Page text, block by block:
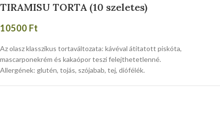
TIRAMISU TORTA (10 szeletes)
10500 Ft
Az olasz klasszikus tortaváltozata: kávéval átitatott piskóta,
mascarponekrém és kakaópor teszi felejthetetlenné.
Allergének: glutén, tojás, szójabab, tej, diófélék.